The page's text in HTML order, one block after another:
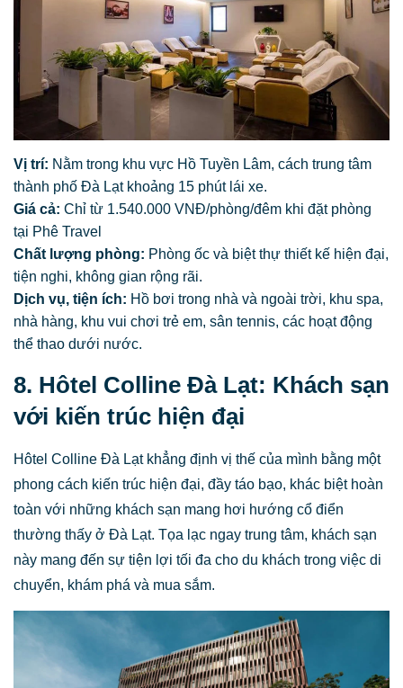
Vị trí: Nằm trong khu vực Hồ Tuyền Lâm, cách trung tâm
thành phố Đà Lạt khoảng 15 phút lái xe.
Giá cả: Chỉ từ 1.540.000 VNĐ/phòng/đêm khi đặt phòng
tại Phê Travel
Chất lượng phòng: Phòng ốc và biệt thự thiết kế hiện đại,
tiện nghi, không gian rộng rãi.
Dịch vụ, tiện ích: Hồ bơi trong nhà và ngoài trời, khu spa,
nhà hàng, khu vui chơi trẻ em, sân tennis, các hoạt động
thể thao dưới nước.
8. Hôtel Colline Đà Lạt: Khách sạn
với kiến trúc hiện đại
Hôtel Colline Đà Lạt khẳng định vị thế của mình bằng một
phong cách kiến trúc hiện đại, đầy táo bạo, khác biệt hoàn
toàn với những khách sạn mang hơi hướng cổ điển
thường thấy ở Đà Lạt. Tọa lạc ngay trung tâm, khách sạn
này mang đến sự tiện lợi tối đa cho du khách trong việc di
chuyển, khám phá và mua sắm.